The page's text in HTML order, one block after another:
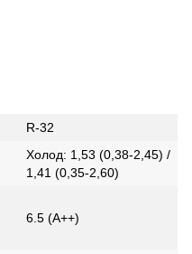
R-32
Холод: 1,53 (0,38-2,45) /
1,41 (0,35-2,60)
6.5 (А++)